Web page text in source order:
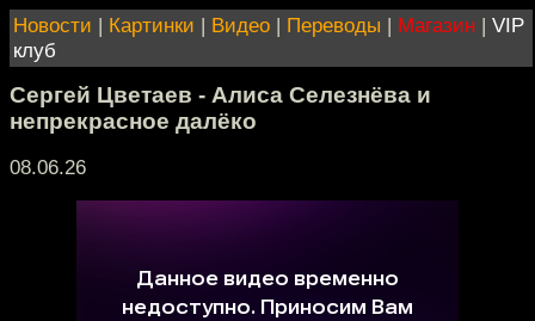
Новости | Картинки | Видео | Переводы | Магазин | VIP
клуб
Сергей Цветаев - Алиса Селезнёва и
непрекрасное далёко
08.06.26